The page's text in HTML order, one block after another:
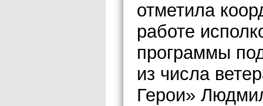
отметила
работе
программы
из числа
Герои»